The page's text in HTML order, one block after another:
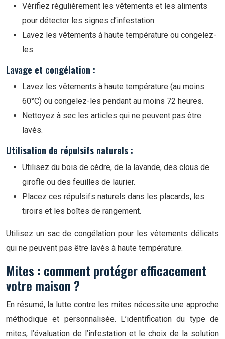
Vérifiez régulièrement les vêtements et les aliments
pour détecter les signes d’infestation.
Lavez les vêtements à haute température ou congelez-
les.
Lavage et congélation :
Lavez les vêtements à haute température (au moins
60°C) ou congelez-les pendant au moins 72 heures.
Nettoyez à sec les articles qui ne peuvent pas être
lavés.
Utilisation de répulsifs naturels :
Utilisez du bois de cèdre, de la lavande, des clous de
girofle ou des feuilles de laurier.
Placez ces répulsifs naturels dans les placards, les
tiroirs et les boîtes de rangement.
Utilisez un sac de congélation pour les vêtements délicats
qui ne peuvent pas être lavés à haute température.
Mites : comment protéger efficacement
votre maison ?
En résumé, la lutte contre les mites nécessite une approche
méthodique et personnalisée. L’identification du type de
mites, l’évaluation de l’infestation et le choix de la solution